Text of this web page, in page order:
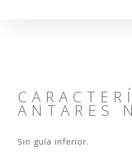
ANTARES
Sin guía inferior.